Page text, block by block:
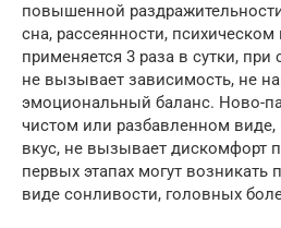
повышенной
сна, рассеянности,
применяется 3 раза в сутки,
не вызывает зависимость, не
эмоциональный баланс. Ново-
чистом или разбавленном
вкус, не вызывает дискомфорт
первых этапах могут
виде сонливости, головных